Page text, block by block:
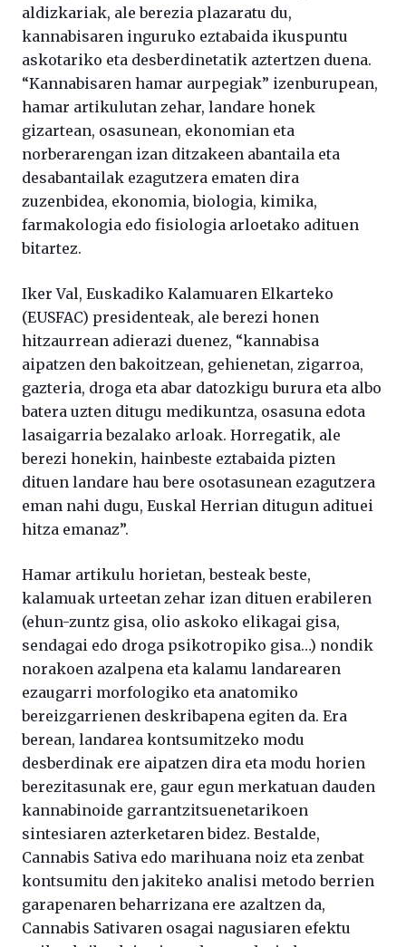
aldizkariak, ale berezia plazaratu du,
kannabisaren inguruko eztabaida ikuspuntu
askotariko eta desberdinetatik aztertzen duena.
“Kannabisaren hamar aurpegiak” izenburupean,
hamar artikulutan zehar, landare honek
gizartean, osasunean, ekonomian eta
norberarengan izan ditzakeen abantaila eta
desabantailak ezagutzera ematen dira
zuzenbidea, ekonomia, biologia, kimika,
farmakologia edo fisiologia arloetako adituen
bitartez.
Iker Val, Euskadiko Kalamuaren Elkarteko
(EUSFAC) presidenteak, ale berezi honen
hitzaurrean adierazi duenez, “kannabisa
aipatzen den bakoitzean, gehienetan, zigarroa,
gazteria, droga eta abar datozkigu burura eta albo
batera uzten ditugu medikuntza, osasuna edota
lasaigarria bezalako arloak. Horregatik, ale
berezi honekin, hainbeste eztabaida pizten
dituen landare hau bere osotasunean ezagutzera
eman nahi dugu, Euskal Herrian ditugun adituei
hitza emanaz”.
Hamar artikulu horietan, besteak beste,
kalamuak urteetan zehar izan dituen erabileren
(ehun-zuntz gisa, olio askoko elikagai gisa,
sendagai edo droga psikotropiko gisa…) nondik
norakoen azalpena eta kalamu landarearen
ezaugarri morfologiko eta anatomiko
bereizgarrienen deskribapena egiten da. Era
berean, landarea kontsumitzeko modu
desberdinak ere aipatzen dira eta modu horien
berezitasunak ere, gaur egun merkatuan dauden
kannabinoide garrantzitsuenetarikoen
sintesiaren azterketaren bidez. Bestalde,
Cannabis Sativa edo marihuana noiz eta zenbat
kontsumitu den jakiteko analisi metodo berrien
garapenaren beharrizana ere azaltzen da,
Cannabis Sativaren osagai nagusiaren efektu